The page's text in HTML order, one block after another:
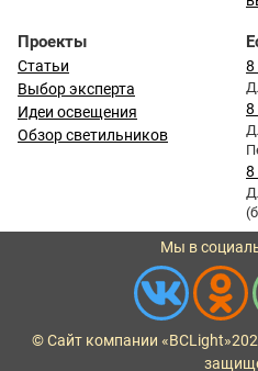
Проекты
Статьи
Выбор эксперта
Идеи освещения
Обзор светильников
8
8
8
Мы в
© Сайт компании «BCLight»